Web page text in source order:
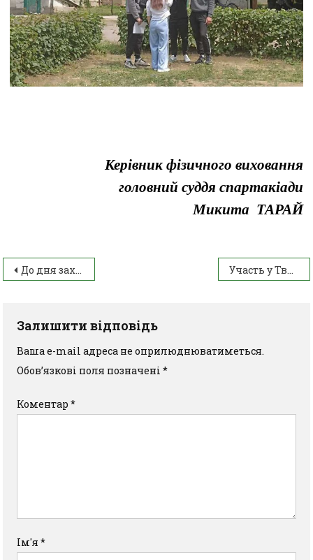
Керівник фізичного виховання
головний суддя спартакіади
Микита ТАРАЙ
До дня захисту дітей Участь у Творчому конкурсі “Фізико-математичний портрет моєї майбутньої професії”
Залишити відповідь
Ваша e-mail адреса не оприлюднюватиметься.
Обов’язкові поля позначені*
Коментар*
Ім'я*